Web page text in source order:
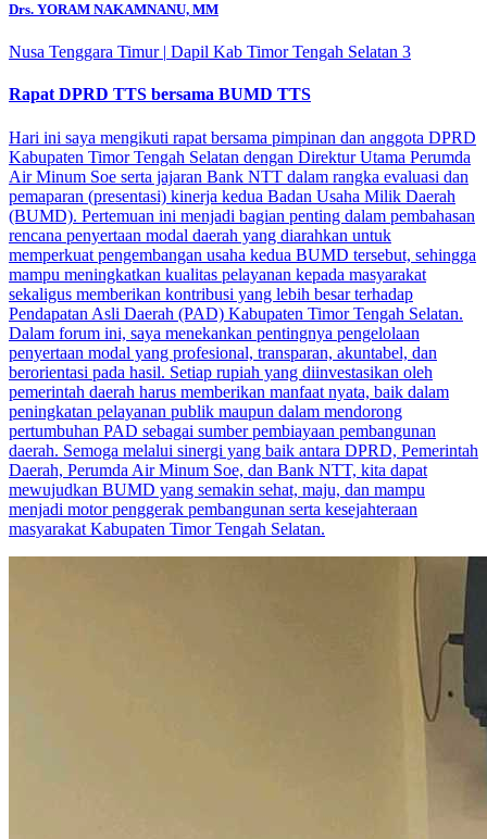
Drs. YORAM NAKAMNANU, MM
Nusa Tenggara Timur | Dapil Kab Timor Tengah Selatan 3
Rapat DPRD TTS bersama BUMD TTS
Hari ini saya mengikuti rapat bersama pimpinan dan anggota DPRD
Kabupaten Timor Tengah Selatan dengan Direktur Utama Perumda
Air Minum Soe serta jajaran Bank NTT dalam rangka evaluasi dan
pemaparan (presentasi) kinerja kedua Badan Usaha Milik Daerah
(BUMD). Pertemuan ini menjadi bagian penting dalam pembahasan
rencana penyertaan modal daerah yang diarahkan untuk
memperkuat pengembangan usaha kedua BUMD tersebut, sehingga
mampu meningkatkan kualitas pelayanan kepada masyarakat
sekaligus memberikan kontribusi yang lebih besar terhadap
Pendapatan Asli Daerah (PAD) Kabupaten Timor Tengah Selatan.
Dalam forum ini, saya menekankan pentingnya pengelolaan
penyertaan modal yang profesional, transparan, akuntabel, dan
berorientasi pada hasil. Setiap rupiah yang diinvestasikan oleh
pemerintah daerah harus memberikan manfaat nyata, baik dalam
peningkatan pelayanan publik maupun dalam mendorong
pertumbuhan PAD sebagai sumber pembiayaan pembangunan
daerah. Semoga melalui sinergi yang baik antara DPRD, Pemerintah
Daerah, Perumda Air Minum Soe, dan Bank NTT, kita dapat
mewujudkan BUMD yang semakin sehat, maju, dan mampu
menjadi motor penggerak pembangunan serta kesejahteraan
masyarakat Kabupaten Timor Tengah Selatan.